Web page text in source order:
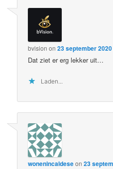
bvision on23 september
Dat ziet er erg lekker uit…
Laden...
wonenincaldeseon23